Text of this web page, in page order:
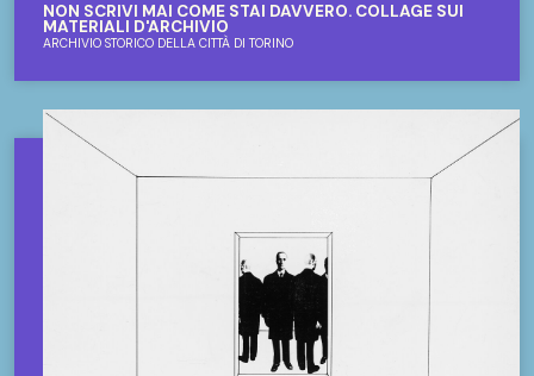
NON SCRIVI MAI COME STAI DAVVERO. COLLAGE SUI
MATERIALI D'ARCHIVIO
ARCHIVIO STORICO DELLA CITTÀ DI TORINO